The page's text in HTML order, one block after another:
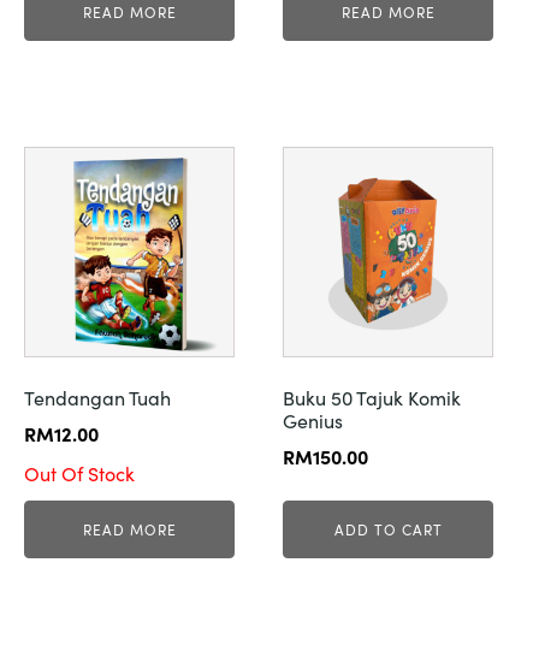
READ MORE READ MORE
Tendangan Tuah
RM12.00
Out Of Stock
READ MORE
Buku 50 Tajuk Komik
Genius
RM150.00
ADD TO CART